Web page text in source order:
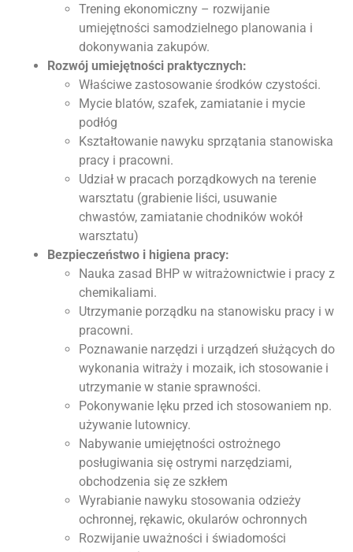
Trening ekonomiczny – rozwijanie
umiejętności samodzielnego planowania i
dokonywania zakupów.
Rozwój umiejętności praktycznych:
Właściwe zastosowanie środków czystości.
Mycie blatów, szafek, zamiatanie i mycie
podłóg
Kształtowanie nawyku sprzątania stanowiska
pracy i pracowni.
Udział w pracach porządkowych na terenie
warsztatu (grabienie liści, usuwanie
chwastów, zamiatanie chodników wokół
warsztatu)
Bezpieczeństwo i higiena pracy:
Nauka zasad BHP w witrażownictwie i pracy z
chemikaliami.
Utrzymanie porządku na stanowisku pracy i w
pracowni.
Poznawanie narzędzi i urządzeń służących do
wykonania witraży i mozaik, ich stosowanie i
utrzymanie w stanie sprawności.
Pokonywanie lęku przed ich stosowaniem np.
używanie lutownicy.
Nabywanie umiejętności ostrożnego
posługiwania się ostrymi narzędziami,
obchodzenia się ze szkłem
Wyrabianie nawyku stosowania odzieży
ochronnej, rękawic, okularów ochronnych
Rozwijanie uważności i świadomości